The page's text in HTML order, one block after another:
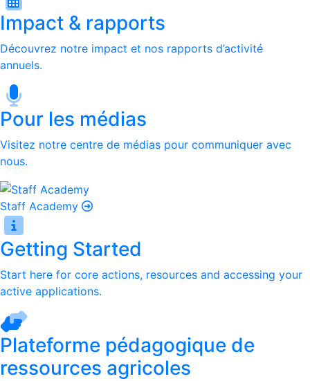
Impact & rapports
Découvrez notre impact et nos rapports d’activité
annuels.
Pour les médias
Visitez notre centre de médias pour communiquer avec
nous.
Staff Academy
Getting Started
Start here for core actions, resources and accessing your
active applications.
Plateforme pédagogique de
ressources agricoles